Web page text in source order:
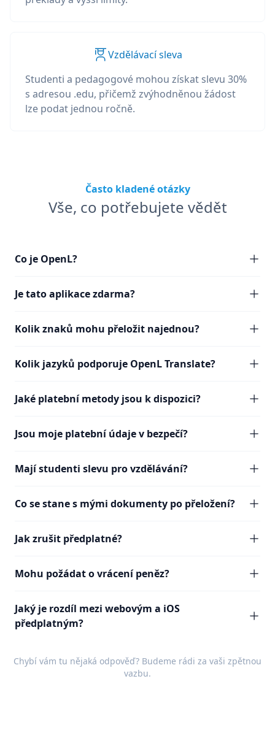
Vzdělávací sleva
Studenti a pedagogové mohou získat slevu 30%
s adresou .edu, přičemž zvýhodněnou žádost
lze podat jednou ročně.
Často kladené otázky
Vše, co potřebujete vědět
Co je OpenL?
Je tato aplikace zdarma?
Kolik znaků mohu přeložit najednou?
Kolik jazyků podporuje OpenL Translate?
Jaké platební metody jsou k dispozici?
Jsou moje platební údaje v bezpečí?
Mají studenti slevu pro vzdělávání?
Co se stane s mými dokumenty po přeložení?
Jak zrušit předplatné?
Mohu požádat o vrácení peněz?
Jaký je rozdíl mezi webovým a iOS
předplatným?
Chybí vám tu nějaká odpověď? Budeme rádi za vaši zpětnou
vazbu.